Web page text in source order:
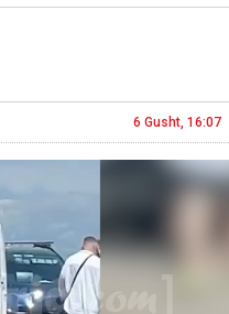
6 Gusht, 16:07